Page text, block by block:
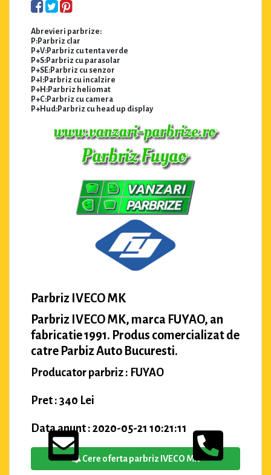
Abrevieri parbrize:
P:Parbriz clar
P+V:Parbriz cu tenta verde
P+S:Parbriz cu parasolar
P+SE:Parbriz cu senzor
P+I:Parbriz cu incalzire
P+H:Parbriz heliomat
P+C:Parbriz cu camera
P+Hud:Parbriz cu head up display
Parbriz IVECO MK
Parbriz IVECO MK, marca FUYAO, an
fabricatie 1991. Produs comercializat de
catre Parbiz Auto Bucuresti.
Producator parbriz : FUYAO
Pret : 340 Lei
Data anunt : 2020-05-21 10:21:11
Cere oferta parbriz IVECO MK